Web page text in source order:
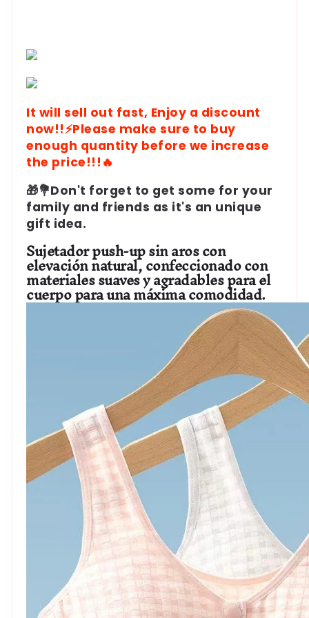
It will sell out fast, Enjoy a discount
now!!⚡Please make sure to buy
enough quantity before we increase
the price!!!🔥
🎁💐Don't forget to get some for your
family and friends as it's an unique
gift idea.
Sujetador push-up sin aros con
elevación natural, confeccionado con
materiales suaves y agradables para el
cuerpo para una máxima comodidad.